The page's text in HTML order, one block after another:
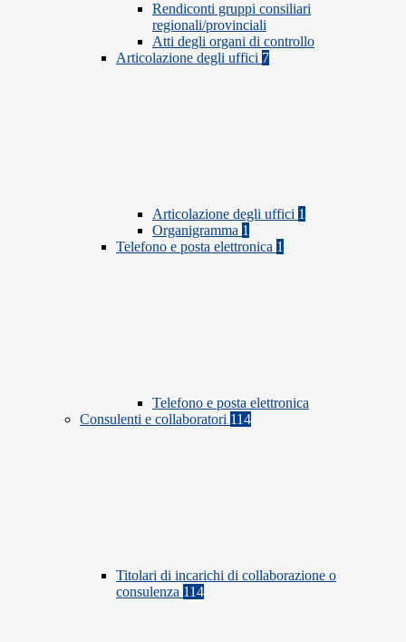
Rendiconti gruppi consiliari
regionali/provinciali
Atti degli organi di controllo
Articolazione degli uffici 7
Articolazione degli uffici 1
Organigramma 1
Telefono e posta elettronica 1
Telefono e posta elettronica
Consulenti e collaboratori 114
Titolari di incarichi di collaborazione o
consulenza 114